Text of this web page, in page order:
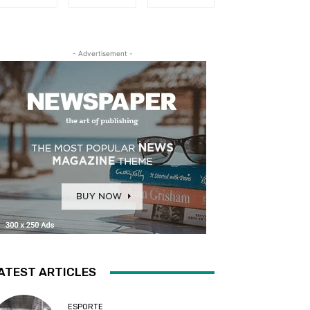
- Advertisement -
ARTICLES
ESPORTE